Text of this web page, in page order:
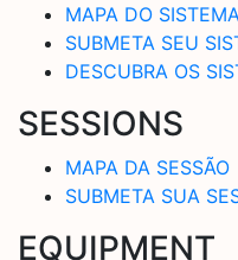
MAPA DO
SUBMETA SEU
DESCUBRA OS
SESSIONS
MAPA DA SESSÃO
SUBMETA SUA
EQUIPMENT